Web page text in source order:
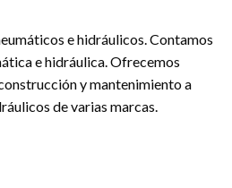
e hidráulicos. Contamos
e hidráulica. Ofrecemos
y mantenimiento a
de varias marcas.